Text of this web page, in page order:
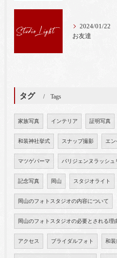
2024/01/22
お友達
タグ Tags
家族写真 インテリア 証明写真
和装神社挙式 スナップ撮影 エ
マツゲパーマ パリジェンヌラッシュ
記念写真 岡山 スタジオライト
岡山のフォトスタジオの内容について
岡山のフォトスタジオの必要とされる理
アクセス ブライダルフォト 和装